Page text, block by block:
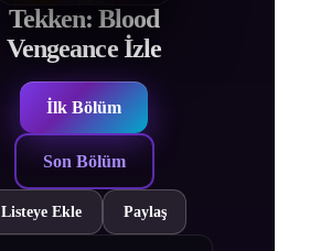
Tekken: Blood
Vengeance İzle
İlk Bölüm
Son Bölüm
Listeye Ekle Paylaş